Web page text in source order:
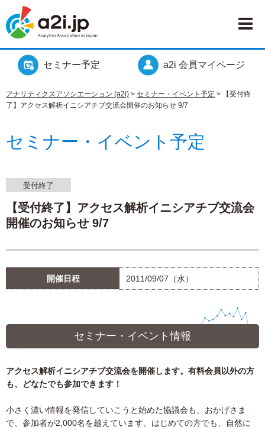
セミナー予定 a2i 会員マイページ
アナリティクスアソシエーション (a2i) > セミナー・イベント予定 >
【受付終
了】アクセス解析イニシアチブ交流会開催のお知らせ 9/7
セミナー・イベント予定
受付終了
【受付終了】アクセス解析イニシアチブ交流会
開催のお知らせ 9/7
開催日程 2011/09/07（水）
セミナー・イベント情報
アクセス解析イニシアチブ交流会を開催します。有料会員以外の方
も、どなたでも参加できます！
小さく濃い情報を発信していこうと始めた協議会も、おかげさま
で、参加者が2,000名を越えています。はじめての方でも、自然に